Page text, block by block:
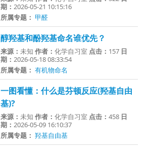
期：2026-05-21 10:15:16
所属专题： 甲醛
醇羟基和酚羟基命名谁优先？
来源：未知作者：化学自习室 点击： 157 日
期：2026-05-18 08:33:54
所属专题： 有机物命名
一图看懂：什么是芬顿反应(羟基自由
基)?
来源：未知作者：化学自习室 点击：458 日
期：2026-05-09 16:10:37
所属专题： 羟基自由基